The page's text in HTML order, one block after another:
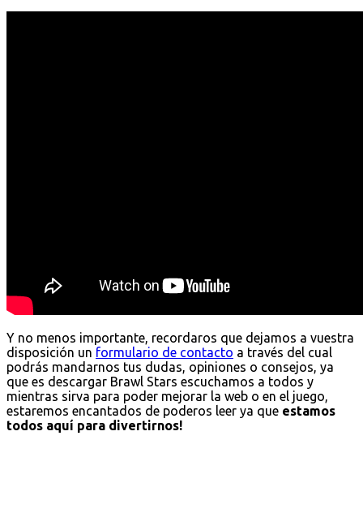
Y no menos importante, recordaros que dejamos a vuestra
disposición un formulario de contacto a través del cual
podrás mandarnos tus dudas, opiniones o consejos, ya
que es descargar Brawl Stars escuchamos a todos y
mientras sirva para poder mejorar la web o en el juego,
estaremos encantados de poderos leer ya que estamos
todos aquí para divertirnos!